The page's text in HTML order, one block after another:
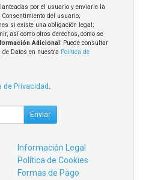
por el usuario y enviarle la
Consentimiento del usuario;
si existe una obligación legal;
así como otros derechos, como se
Adicional : Puede consultar
de Datos en nuestra Política de
de Privacidad
Enviar
Información Legal
Política de Cookies
Formas de Pago